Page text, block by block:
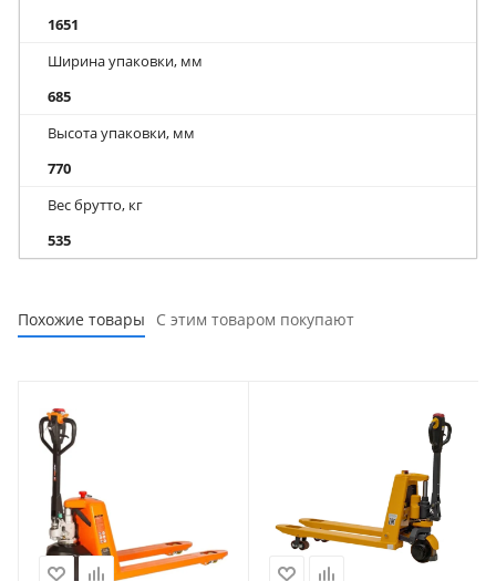
1651
Ширина упаковки, мм
685
Высота упаковки, мм
770
Вес брутто, кг
535
Похожие товары С этим товаром покупают